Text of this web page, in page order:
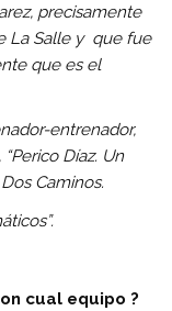
precisamente
La Salle y que fue
que es el
entrenador,
Díaz. Un
Caminos.
cual equipo ?